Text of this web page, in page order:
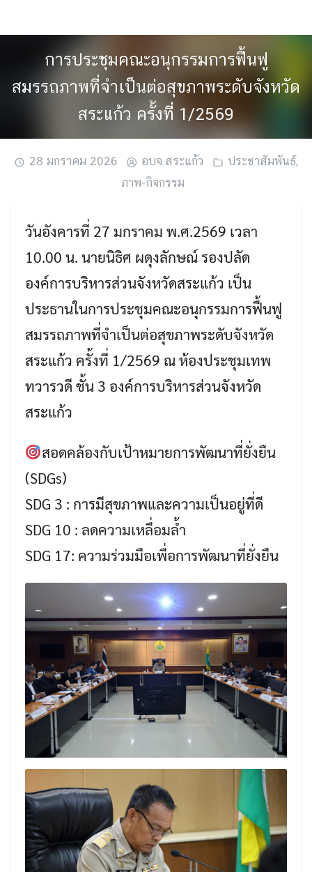
การประชุมคณะอนุกรรมการฟื้นฟู
สมรรถภาพที่จำเป็นต่อสุขภาพระดับจังหวัด
สระแก้ว ครั้งที่ 1/2569
28 มกราคม 2026 อบจ.สระแก้ว ประชาสัมพันธ์,
ภาพ-กิจกรรม
วันอังคารที่ 27 มกราคม พ.ศ.2569 เวลา
10.00 น. นายนิธิศ ผดุงลักษณ์ รองปลัด
องค์การบริหารส่วนจังหวัดสระแก้ว เป็น
ประธานในการประชุมคณะอนุกรรมการฟื้นฟู
สมรรถภาพที่จำเป็นต่อสุขภาพระดับจังหวัด
สระแก้ว ครั้งที่ 1/2569 ณ ห้องประชุมเทพ
ทวารวดี ชั้น 3 องค์การบริหารส่วนจังหวัด
สระแก้ว
สอดคล้องกับเป้าหมายการพัฒนาที่ยั่งยืน
(SDGs)
SDG 3 : การมีสุขภาพและความเป็นอยู่ที่ดี
SDG 10 : ลดความเหลื่อมล้ำ
SDG 17: ความร่วมมือเพื่อการพัฒนาที่ยั่งยืน